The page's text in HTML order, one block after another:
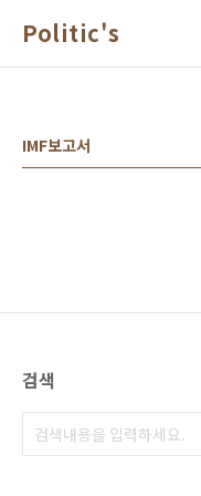
Politic's
IMF보고서
검색